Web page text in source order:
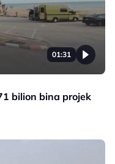
01:31
bilion bina projek